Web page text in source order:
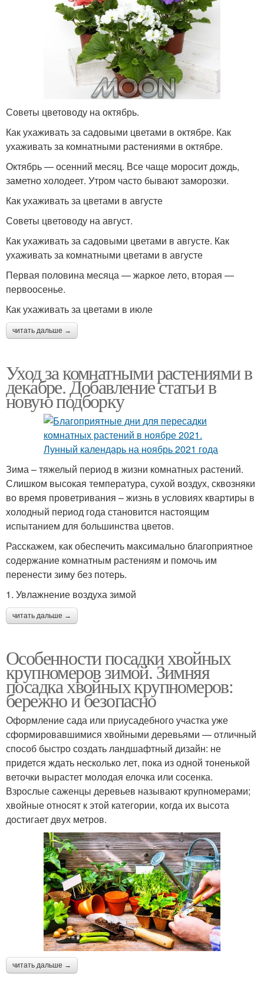
Советы цветоводу на октябрь.
Как ухаживать за садовыми цветами в октябре. Как
ухаживать за комнатными растениями в октябре.
Октябрь — осенний месяц. Все чаще моросит дождь,
заметно холодеет. Утром часто бывают заморозки.
Как ухаживать за цветами в августе
Советы цветоводу на август.
Как ухаживать за садовыми цветами в августе. Как
ухаживать за комнатными цветами в августе
Первая половина месяца — жаркое лето, вторая —
первоосенье.
Как ухаживать за цветами в июле
читать дальше →
Уход за комнатными растениями в
декабре. Добавление статьи в
новую подборку
Зима – тяжелый период в жизни комнатных растений.
Слишком высокая температура, сухой воздух, сквозняки
во время проветривания – жизнь в условиях квартиры в
холодный период года становится настоящим
испытанием для большинства цветов.
Расскажем, как обеспечить максимально благоприятное
содержание комнатным растениям и помочь им
перенести зиму без потерь.
1. Увлажнение воздуха зимой
читать дальше →
Особенности посадки хвойных
крупномеров зимой. Зимняя
посадка хвойных крупномеров:
бережно и безопасно
Оформление сада или приусадебного участка уже
сформировавшимися хвойными деревьями — отличный
способ быстро создать ландшафтный дизайн: не
придется ждать несколько лет, пока из одной тоненькой
веточки вырастет молодая елочка или сосенка.
Взрослые саженцы деревьев называют крупномерами;
хвойные относят к этой категории, когда их высота
достигает двух метров.
читать дальше →